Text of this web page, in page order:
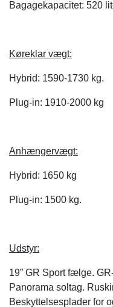
Bagagekapacitet: 520
Køreklar vægt:
Hybrid: 1590-1730 kg.
Plug-in: 1910-2000 kg
Anhængervægt:
Hybrid: 1650 kg
Plug-in: 1500 kg.
Udstyr:
19” GR Sport fælge.
Panorama soltag.
Beskyttelsesplader for